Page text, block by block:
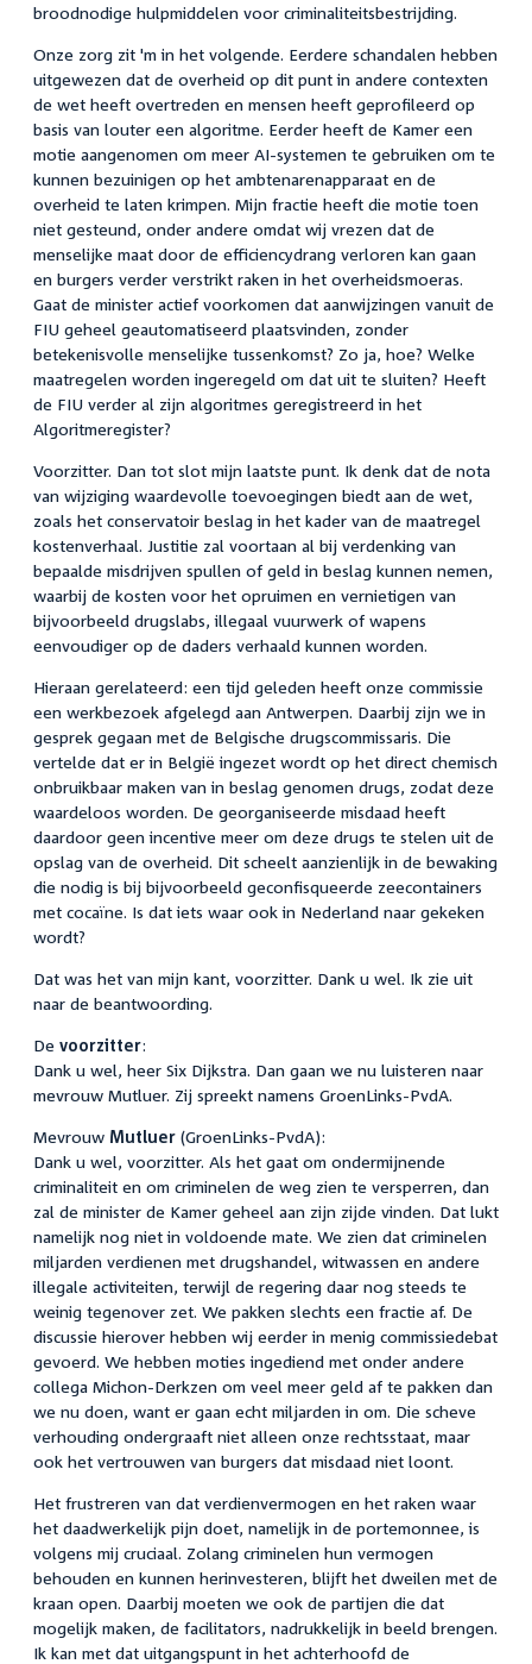
broodnodige hulpmiddelen voor criminaliteitsbestrijding.
Onze zorg zit 'm in het volgende. Eerdere schandalen hebben
uitgewezen dat de overheid op dit punt in andere contexten
de wet heeft overtreden en mensen heeft geprofileerd op
basis van louter een algoritme. Eerder heeft de Kamer een
motie aangenomen om meer AI-systemen te gebruiken om te
kunnen bezuinigen op het ambtenarenapparaat en de
overheid te laten krimpen. Mijn fractie heeft die motie toen
niet gesteund, onder andere omdat wij vrezen dat de
menselijke maat door de efficiencydrang verloren kan gaan
en burgers verder verstrikt raken in het overheidsmoeras.
Gaat de minister actief voorkomen dat aanwijzingen vanuit de
FIU geheel geautomatiseerd plaatsvinden, zonder
betekenisvolle menselijke tussenkomst? Zo ja, hoe? Welke
maatregelen worden ingeregeld om dat uit te sluiten? Heeft
de FIU verder al zijn algoritmes geregistreerd in het
Algoritmeregister?
Voorzitter. Dan tot slot mijn laatste punt. Ik denk dat de nota
van wijziging waardevolle toevoegingen biedt aan de wet,
zoals het conservatoir beslag in het kader van de maatregel
kostenverhaal. Justitie zal voortaan al bij verdenking van
bepaalde misdrijven spullen of geld in beslag kunnen nemen,
waarbij de kosten voor het opruimen en vernietigen van
bijvoorbeeld drugslabs, illegaal vuurwerk of wapens
eenvoudiger op de daders verhaald kunnen worden.
Hieraan gerelateerd: een tijd geleden heeft onze commissie
een werkbezoek afgelegd aan Antwerpen. Daarbij zijn we in
gesprek gegaan met de Belgische drugscommissaris. Die
vertelde dat er in België ingezet wordt op het direct chemisch
onbruikbaar maken van in beslag genomen drugs, zodat deze
waardeloos worden. De georganiseerde misdaad heeft
daardoor geen incentive meer om deze drugs te stelen uit de
opslag van de overheid. Dit scheelt aanzienlijk in de bewaking
die nodig is bij bijvoorbeeld geconfisqueerde zeecontainers
met cocaïne. Is dat iets waar ook in Nederland naar gekeken
wordt?
Dat was het van mijn kant, voorzitter. Dank u wel. Ik zie uit
naar de beantwoording.
De voorzitter:
Dank u wel, heer Six Dijkstra. Dan gaan we nu luisteren naar
mevrouw Mutluer. Zij spreekt namens GroenLinks-PvdA.
Mevrouw Mutluer (GroenLinks-PvdA):
Dank u wel, voorzitter. Als het gaat om ondermijnende
criminaliteit en om criminelen de weg zien te versperren, dan
zal de minister de Kamer geheel aan zijn zijde vinden. Dat lukt
namelijk nog niet in voldoende mate. We zien dat criminelen
miljarden verdienen met drugshandel, witwassen en andere
illegale activiteiten, terwijl de regering daar nog steeds te
weinig tegenover zet. We pakken slechts een fractie af. De
discussie hierover hebben wij eerder in menig commissiedebat
gevoerd. We hebben moties ingediend met onder andere
collega Michon-Derkzen om veel meer geld af te pakken dan
we nu doen, want er gaan echt miljarden in om. Die scheve
verhouding ondergraaft niet alleen onze rechtsstaat, maar
ook het vertrouwen van burgers dat misdaad niet loont.
Het frustreren van dat verdienvermogen en het raken waar
het daadwerkelijk pijn doet, namelijk in de portemonnee, is
volgens mij cruciaal. Zolang criminelen hun vermogen
behouden en kunnen herinvesteren, blijft het dweilen met de
kraan open. Daarbij moeten we ook de partijen die dat
mogelijk maken, de facilitators, nadrukkelijk in beeld brengen.
Ik kan met dat uitgangspunt in het achterhoofd de